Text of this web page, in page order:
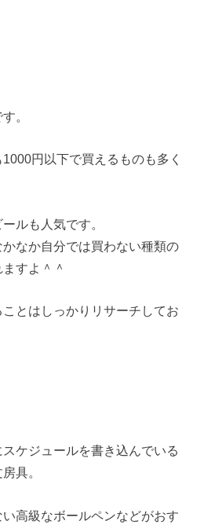
。
円以下で買えるものも多く
ルも人気です。
なか自分では買わない種類の
すよ＾＾
とはしっかりリサーチしてお
ケジュールを書き込んでいる
具。
高級なボールペンなどがおす